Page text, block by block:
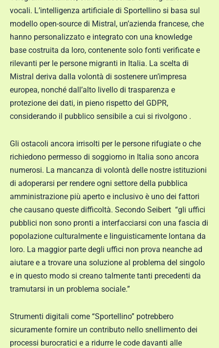
vocali. L’intelligenza artificiale di Sportellino si basa sul
modello open-source di Mistral, un’azienda francese, che
hanno personalizzato e integrato con una knowledge
base costruita da loro, contenente solo fonti verificate e
rilevanti per le persone migranti in Italia. La scelta di
Mistral deriva dalla volontà di sostenere un’impresa
europea, nonché dall’alto livello di trasparenza e
protezione dei dati, in pieno rispetto del GDPR,
considerando il pubblico sensibile a cui si rivolgono .
Gli ostacoli ancora irrisolti per le persone rifugiate o che
richiedono permesso di soggiorno in Italia sono ancora
numerosi. La mancanza di volontà delle nostre istituzioni
di adoperarsi per rendere ogni settore della pubblica
amministrazione più aperto e inclusivo è uno dei fattori
che causano queste difficoltà. Secondo Seibert “gli uffici
pubblici non sono pronti a interfacciarsi con una fascia di
popolazione culturalmente e linguisticamente lontana da
loro. La maggior parte degli uffici non prova neanche ad
aiutare e a trovare una soluzione al problema del singolo
e in questo modo si creano talmente tanti precedenti da
tramutarsi in un problema sociale.”
Strumenti digitali come “Sportellino” potrebbero
sicuramente fornire un contributo nello snellimento dei
processi burocratici e a ridurre le code davanti alle